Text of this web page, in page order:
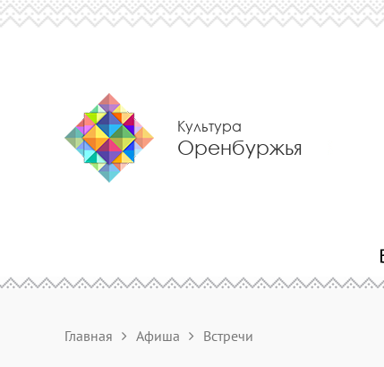
Культура
Оренбуржья
Главная Афиша Встречи